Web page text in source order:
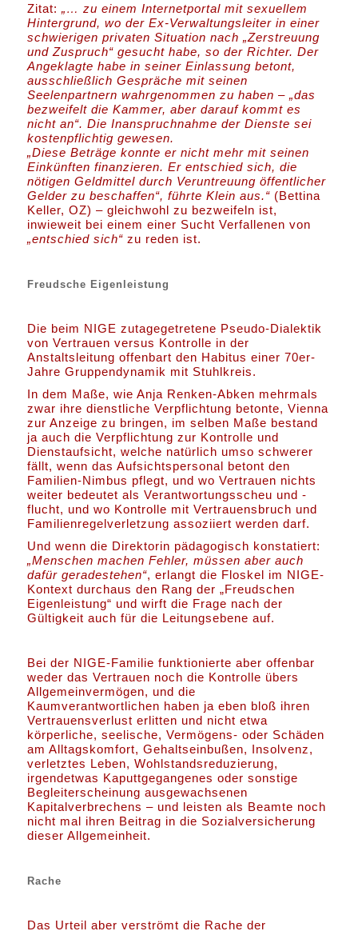
Zitat:„… zu einem Internetportal mit sexuellem
Hintergrund, wo der Ex-Verwaltungsleiter in einer
schwierigen privaten Situation nach „Zerstreuung
und Zuspruch“ gesucht habe, so der Richter. Der
Angeklagte habe in seiner Einlassung betont,
ausschließlich Gespräche mit seinen
Seelenpartnern wahrgenommen zu haben – „das
bezweifelt die Kammer, aber darauf kommt es
nicht an“. Die Inanspruchnahme der Dienste sei
kostenpflichtig gewesen.
„Diese Beträge konnte er nicht mehr mit seinen
Einkünften finanzieren. Er entschied sich, die
nötigen Geldmittel durch Veruntreuung öffentlicher
Gelder zu beschaffen“, führte Klein aus.“ (Bettina
Keller, OZ) – gleichwohl zu bezweifeln ist,
inwieweit bei einem einer Sucht Verfallenen von
„entschied sich“ zu reden ist.
Freudsche Eigenleistung
Die beim NIGE zutagegetretene Pseudo-Dialektik
von Vertrauen versus Kontrolle in der
Anstaltsleitung offenbart den Habitus einer 70er-
Jahre Gruppendynamik mit Stuhlkreis.
In dem Maße, wie Anja Renken-Abken mehrmals
zwar ihre dienstliche Verpflichtung betonte, Vienna
zur Anzeige zu bringen, im selben Maße bestand
ja auch die Verpflichtung zur Kontrolle und
Dienstaufsicht, welche natürlich umso schwerer
fällt, wenn das Aufsichtspersonal betont den
Familien-Nimbus pflegt, und wo Vertrauen nichts
weiter bedeutet als Verantwortungsscheu und -
flucht, und wo Kontrolle mit Vertrauensbruch und
Familienregelverletzung assoziiert werden darf.
Und wenn die Direktorin pädagogisch konstatiert:
„Menschen machen Fehler, müssen aber auch
dafür geradestehen“, erlangt die Floskel im NIGE-
Kontext durchaus den Rang der „Freudschen
Eigenleistung“ und wirft die Frage nach der
Gültigkeit auch für die Leitungsebene auf.
Bei der NIGE-Familie funktionierte aber offenbar
weder das Vertrauen noch die Kontrolle übers
Allgemeinvermögen, und die
Kaumverantwortlichen haben ja eben bloß ihren
Vertrauensverlust erlitten und nicht etwa
körperliche, seelische, Vermögens- oder Schäden
am Alltagskomfort, Gehaltseinbußen, Insolvenz,
verletztes Leben, Wohlstandsreduzierung,
irgendetwas Kaputtgegangenes oder sonstige
Begleiterscheinung ausgewachsenen
Kapitalverbrechens – und leisten als Beamte noch
nicht mal ihren Beitrag in die Sozialversicherung
dieser Allgemeinheit.
Rache
Das Urteil aber verströmt die Rache der